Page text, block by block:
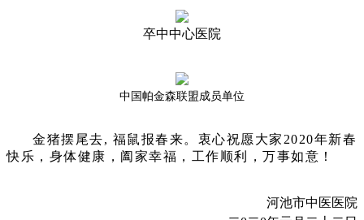
卒中中心医院
中国帕金森联盟成员单位
金猪摆尾去, 福鼠报春来。衷心祝愿大家2020年新春
快乐，身体健康，阖家幸福，工作顺利，万事如意！
河池市中医医院